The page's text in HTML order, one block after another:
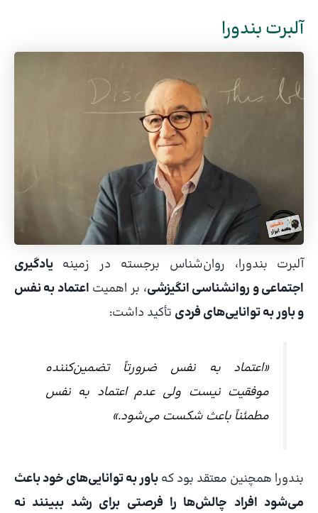
آلبرت بندورا
آلبرت بندورا، روان‌شناس برجسته در زمینهیادگیری
اجتماعی و روانشناسی انگیزشی، بر اهمیت اعتماد به نفس
و باور به توانایی‌های فردی تأکید داشت:
«اعتماد به نفس ضرورتاً تضمین‌کننده
موفقیت نیست ولی عدم اعتماد به نفس
مطمئناً باعث شکست می‌شود.»
بندورا همچنین معتقد بود کهباور به توانایی‌های خود باعث
می‌شود افراد چالش‌ها را فرصتی برای رشد ببینند نه